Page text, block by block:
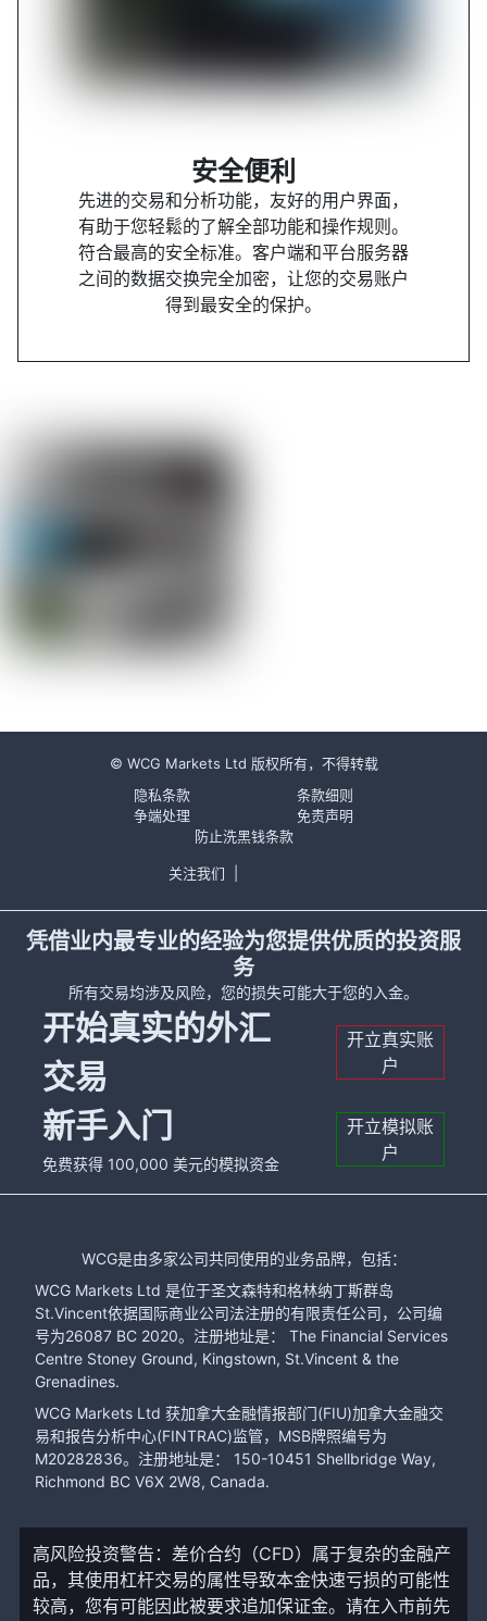
安全便利
先进的交易和分析功能，友好的用户界面，
有助于您轻鬆的了解全部功能和操作规则。
符合最高的安全标准。客户端和平台服务器
之间的数据交换完全加密，让您的交易账户
得到最安全的保护。
© WCG Markets Ltd 版权所有，不得转载
隐私条款
条款细则
争端处理
免责声明
防止洗黑钱条款
关注我们
凭借业内最专业的经验为您提供优质的投资服
务
所有交易均涉及风险，您的损失可能大于您的入金。
开始真实的外汇
交易
开立真实账
户
新手入门
免费获得 100,000 美元的模拟资金
开立模拟账
户
WCG是由多家公司共同使用的业务品牌，包括：
WCG Markets Ltd 是位于圣文森特和格林纳丁斯群岛
St.Vincent依据国际商业公司法注册的有限责任公司，公司编
号为26087 BC 2020。注册地址是： The Financial Services
Centre Stoney Ground, Kingstown, St.Vincent & the
Grenadines.
WCG Markets Ltd 获加拿大金融情报部门(FIU)加拿大金融交
易和报告分析中心(FINTRAC)监管，MSB牌照编号为
M20282836。注册地址是： 150-10451 Shellbridge Way,
Richmond BC V6X 2W8, Canada.
高风险投资警告：差价合约（CFD）属于复杂的金融产
品，其使用杠杆交易的属性导致本金快速亏损的可能性
较高，您有可能因此被要求追加保证金。请在入市前先